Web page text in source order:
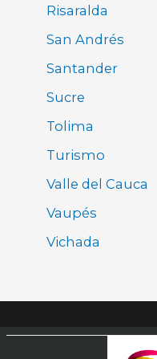
Risaralda
San Andrés
Santander
Sucre
Tolima
Turismo
Valle del Cauca
Vaupés
Vichada